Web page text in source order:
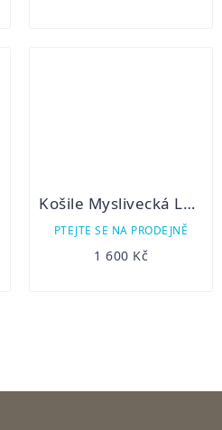
Košile Myslivecká Luko 102131
PTEJTE SE NA PRODEJNĚ
1 600 Kč